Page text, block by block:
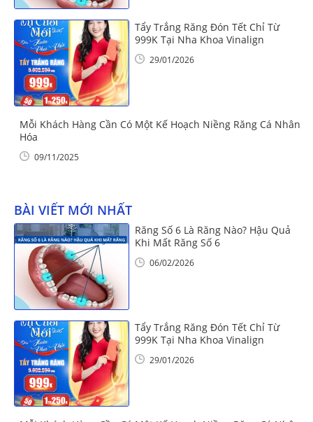
Tẩy Trắng Răng Đón Tết Chỉ Từ
999K Tại Nha Khoa Vinalign
29/01/2026
Mỗi Khách Hàng Cần Có Một Kế Hoạch Niềng Răng Cá Nhân
Hóa
09/11/2025
BÀI VIẾT MỚI NHẤT
Răng Số 6 Là Răng Nào? Hậu Quả
Khi Mất Răng Số 6
06/02/2026
Tẩy Trắng Răng Đón Tết Chỉ Từ
999K Tại Nha Khoa Vinalign
29/01/2026